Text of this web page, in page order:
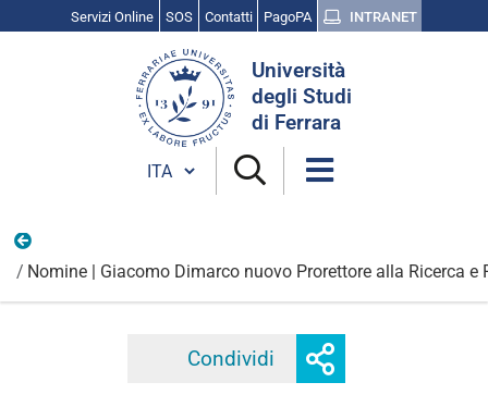
Servizi Online SOS Contatti PagoPA INTRANET
Università
degli Studi
di Ferrara
Cambia lingua
Nomine | Giacomo Dimarco nuovo Prorettore alla Ricerca
Condividi Facebook